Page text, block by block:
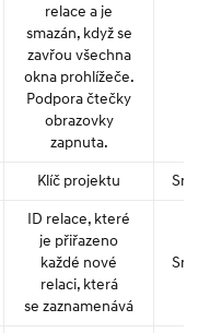
relace a je
smazán, když se
zavřou všechna
okna prohlížeče.
Podpora čtečky
obrazovky
zapnuta.
Klíč projektu
ID relace, které
je přiřazeno
každé nové
relaci, která
se zaznamenává